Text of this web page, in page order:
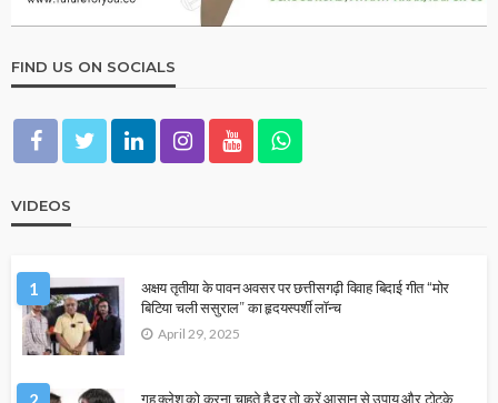
FIND US ON SOCIALS
VIDEOS
1
अक्षय तृतीया के पावन अवसर पर छत्तीसगढ़ी विवाह बिदाई गीत “मोर
बिटिया चली ससुराल” का हृदयस्पर्शी लॉन्च
April 29, 2025
गृह क्लेश को करना चाहते है दूर,तो करें आसान से उपाय और टोटके